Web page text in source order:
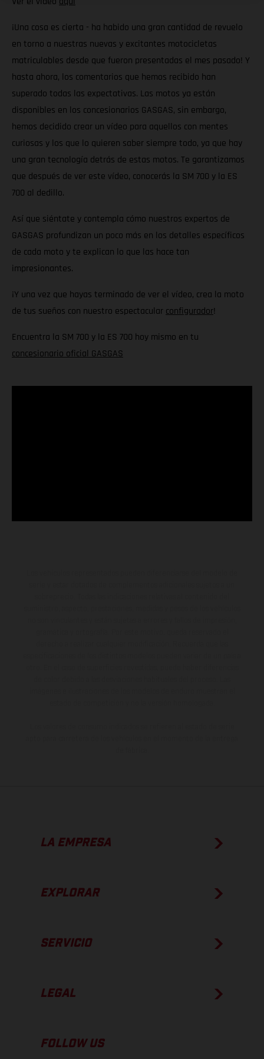
¡Una cosa es cierta - ha habido una gran cantidad de revuelo
en torno a nuestras nuevas y excitantes motocicletas
matriculables desde que fueron presentadas el mes pasado! Y
hasta ahora, los comentarios que hemos recibido han
superado todas las expectativas. Las motos ya están
disponibles en los concesionarios GASGAS, sin embargo,
hemos decidido crear un vídeo para aquellos con mentes
curiosas y los que lo quieren saber siempre todo, ya que hay
una gran tecnología detrás de estas motos. Te garantizamos
que después de ver este vídeo, conocerás la SM 700 y la ES
700 al dedillo.
Así que siéntate y contempla cómo nuestros expertos de
GASGAS profundizan un poco más en los detalles específicos
de cada moto y te explican lo que las hace tan
impresionantes.
¡Y una vez que hayas terminado de ver el vídeo, crea la moto
de tus sueños con nuestro espectacular configurador!
Encuentra la SM 700 y la ES 700 hoy mismo en tu
concesionario oficial GASGAS
LA EMPRESA
EXPLORAR
SERVICIO
LEGAL
FOLLOW US